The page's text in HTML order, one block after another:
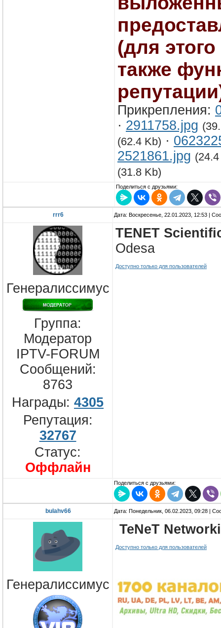
(для
также
Прикрепления:
· 2911758.jpg
(62.4 Kb) ·
2521861.jpg
(31.8 Kb)
Поделиться с друзьями:
rrr6 Дата: Воскресенье, 22.01.2023, 12:53 |
Генералиссимус
Группа:
Модератор
IPTV-FORUM
Сообщений:
8763
Награды: 4305
Репутация:
32767
Статус:
Оффлайн
TENET
Odesa
Доступно только для пользователей
Поделиться с друзьями:
bulahv66 Дата: Понедельник, 06.02.2023, 09:28 |
Генералиссимус
TeNeT
Доступно только для пользователей